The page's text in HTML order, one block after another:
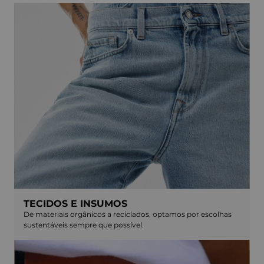
TECIDOS E INSUMOS
De materiais orgânicos a reciclados, optamos por escolhas
sustentáveis sempre que possível.